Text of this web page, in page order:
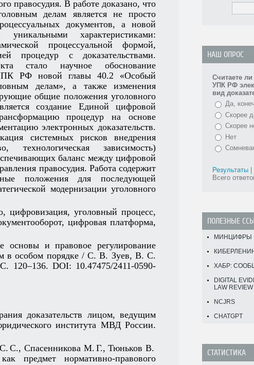
правосудия. В работе доказано, что
делам является не просто
документов, а новой
уникальными характеристиками:
процессуальной формой,
процедур с доказательствами.
стало научное обоснование
УПК РФ новой главы 40.2 «Особый
делам», а также изменения
общие положения уголовного
создание Единой цифровой
процедур на основе
электронных доказательств.
системных рисков внедрения
технологическая зависимость)
баланс между цифровой
правосудия. Работа содержит
положения для последующей
модернизации уголовного
цифровизация, уголовный процесс,
цифровая платформа,
основы и правовое регулирование
в особом порядке / С. В. Зуев, В. С.
DOI: 10.47475/2411-0590-
доказательств лицом, ведущим
института МВД России.
С., Спасенникова М. Г., Тюньков В.
предмет нормативно-­правового
НАШ ОПРОС
Считаете
УПК РФ
вид
Да,
Скорее
Скорее
Нет
Результаты
Всего
ПОЛЕЗНЫЕ
МИНЦИФРЫ
ХАБР:
DIGITAL
LAW REVIEW
NCJRS
CHATGPT
СТАТИСТИКА